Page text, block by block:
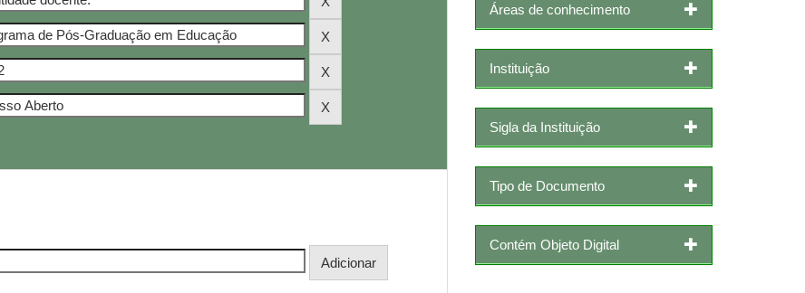
Áreas de conhecimento
Instituição
Sigla da Instituição
Tipo de Documento
Contém Objeto Digital